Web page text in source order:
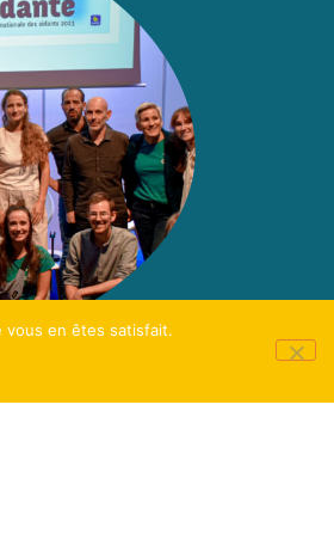
vous en êtes satisfait.